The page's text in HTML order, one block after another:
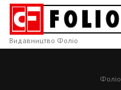
Видавництво Фоліо
Фоліо